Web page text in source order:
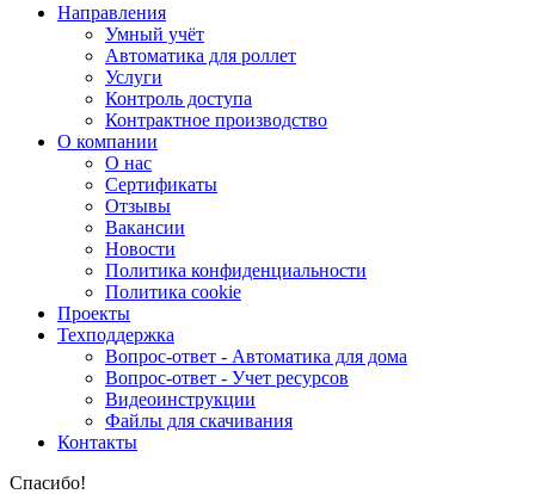
Направления
Умный учёт
Автоматика для роллет
Услуги
Контроль доступа
Контрактное производство
О компании
О нас
Сертификаты
Отзывы
Вакансии
Новости
Политика конфиденциальности
Политика cookie
Проекты
Техподдержка
Вопрос-ответ - Автоматика для дома
Вопрос-ответ - Учет ресурсов
Видеоинструкции
Файлы для скачивания
Контакты
Спасибо!